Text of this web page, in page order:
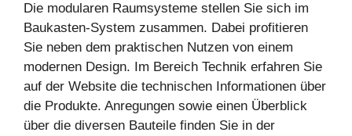
Die modularen Raumsysteme stellen Sie sich im
Baukasten-System zusammen. Dabei profitieren
Sie neben dem praktischen Nutzen von einem
modernen Design. Im Bereich Technik erfahren Sie
auf der Website die technischen Informationen über
die Produkte. Anregungen sowie einen Überblick
über die diversen Bauteile finden Sie in der